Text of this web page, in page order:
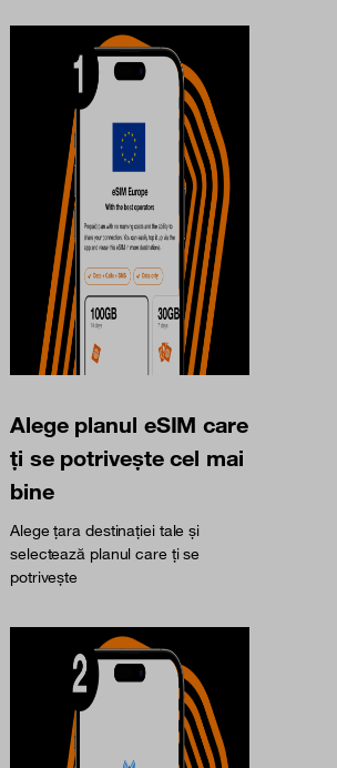
Alege planul eSIM care
ți se potrivește cel mai
bine
Alege țara destinației tale și
selectează planul care ți se
potrivește